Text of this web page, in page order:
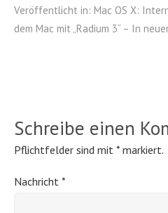
Veröffentlicht in: Mac OS X:
dem Mac mit „Radium 3“ – In
Schreibe einen
Pflichtfelder sind mit * markiert.
Nachricht *